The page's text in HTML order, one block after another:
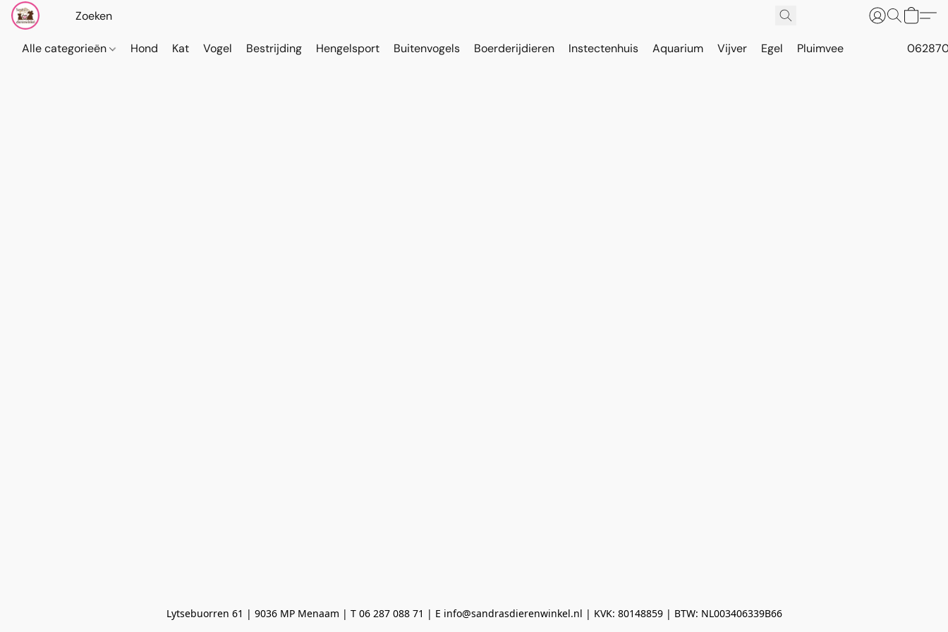
Alle categorieën Hond Kat Vogel Bestrijding Hengelsport Buitenvogels Boerderijdieren Instectenhuis Aquarium Vijver Egel Pluimvee
Lytsebuorren 61 | 9036 MP Menaam | T 06 287 088 71 | E info@sandrasdierenwinkel.nl | KVK: 80148859 | BTW: NL003406339B66